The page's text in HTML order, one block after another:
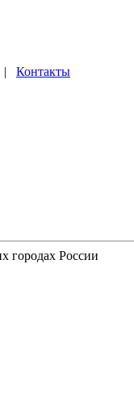
|
Контакты
городах России